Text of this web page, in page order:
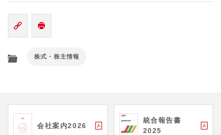
株式・株主情報
会社案内2026
統合報告書
2025